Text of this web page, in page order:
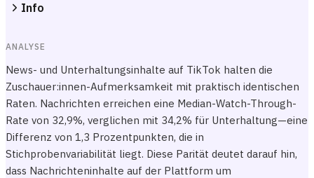
Info
ANALYSE
News- und Unterhaltungsinhalte auf TikTok halten die
Zuschauer:innen-Aufmerksamkeit mit praktisch identischen
Raten. Nachrichten erreichen eine Median-Watch-Through-
Rate von 32,9%, verglichen mit 34,2% für Unterhaltung—eine
Differenz von 1,3 Prozentpunkten, die in
Stichprobenvariabilität liegt. Diese Parität deutet darauf hin,
dass Nachrichteninhalte auf der Plattform um